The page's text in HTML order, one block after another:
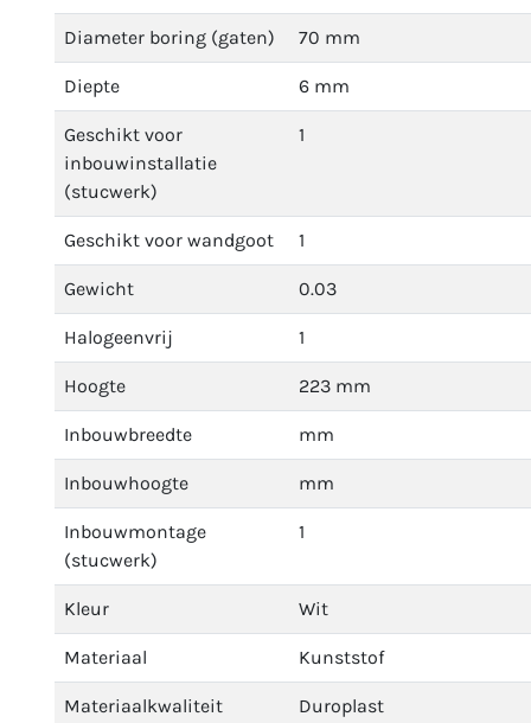
Diameter boring (gaten) 70 mm
Diepte 6 mm
Geschikt voor
inbouwinstallatie
(stucwerk)
1
Geschikt voor wandgoot 1
Gewicht 0.03
Halogeenvrij 1
Hoogte 223 mm
Inbouwbreedte mm
Inbouwhoogte mm
Inbouwmontage
(stucwerk)
1
Kleur Wit
Materiaal Kunststof
Materiaalkwaliteit Duroplast